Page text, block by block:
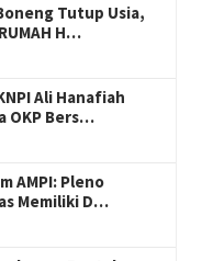
Tutup Usia,
H…
Ali Hanafiah
OKP Bers…
AMPI: Pleno
Memiliki D…